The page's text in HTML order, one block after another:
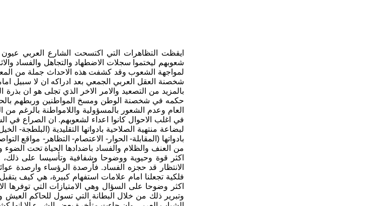
ايقظت التظاهرات التي اكتسحت الشارع العربي عيون
شعوبهم ليختموا سجلات الاضطهاد والتجاهل والفساد
لمواجهة الشعوب وقد كشفت هذه الاحداث جملة من
شخصنة العقل العربي الجمعي بعد ادراكه ان لا سبيل
بالمزيد من التصعيد والامر الاخر الذي تجلى هو ان
حكمه في شخصنة الوطن ومسخ المواطنين وربطهم
العام وعدم الشعور بالمسؤولية واللامواطنة بالرغم
في اغلب الاحوال كانوا اعداء لشعوبهم. ان الصراع في
لبضاعة منتهية الصلاحية بادواتها التقليدية (البلطجة-
بادواتها (المقابلة- الحوار- الاعتصام- التظاهر- مواقع
من العنف والظلام والفساد باضدادها الحياة تحت الضوء
اكثر قوة وحيوية ووضوحا وشفافية وتأسيسا على
الانتظار قد حجزه الفساد. فأرصدة الرؤساء
فلكية تجعلنا امام علامات استفهام كبيرة، هي كيف
اكثر وضوحا على السؤال وهي الامتيازات التي توفرها
وتبرير ذلك من خلال البطانة التي تسول للحاكم العيش